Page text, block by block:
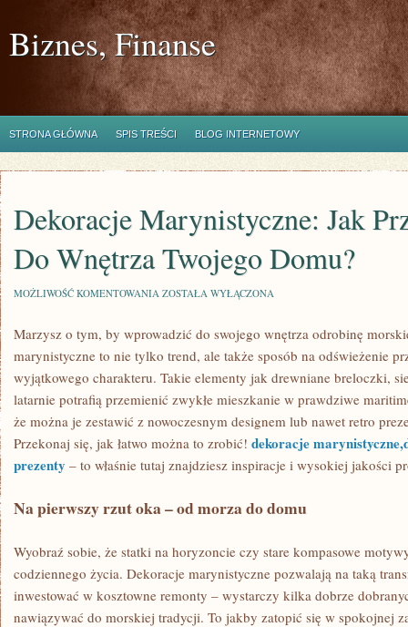
Biznes, Finanse
STRONA GŁÓWNA SPIS TREŚCI BLOG INTERNETOWY
Dekoracje Marynistyczne: Jak
Do Wnętrza Twojego Domu?
MOŻLIWOŚĆ KOMENTOWANIA DEKORACJE
PRZYNIEŚĆ
DO
WNĘTRZA
DOMU?
ZOSTAŁA WYŁĄCZONA
Marzysz o tym, by wprowadzić do swojego wnętrza odrobinę
marynistyczne to nie tylko trend, ale także sposób na odświeżenie
wyjątkowego charakteru. Takie elementy jak drewniane breloczki,
latarnie potrafią przemienić zwykłe mieszkanie w prawdziwe
że można je zestawić z nowoczesnym designem lub nawet retro
Przekonaj się, jak łatwo można to zrobić! dekoracje
prezenty – to właśnie tutaj znajdziesz inspiracje i wysokiej jakości
Na pierwszy rzut oka – od morza do domu
Wyobraź sobie, że statki na horyzoncie czy stare kompasowe
codziennego życia. Dekoracje marynistyczne pozwalają na taką
inwestować w kosztowne remonty – wystarczy kilka dobrze
nawiązywać do morskiej tradycji. To jakby zatopić się w spokojnej